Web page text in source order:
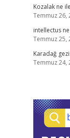
Kozalak ne
Temmuz 26,
intellectus
Temmuz 25,
Karadağ
Temmuz 24,